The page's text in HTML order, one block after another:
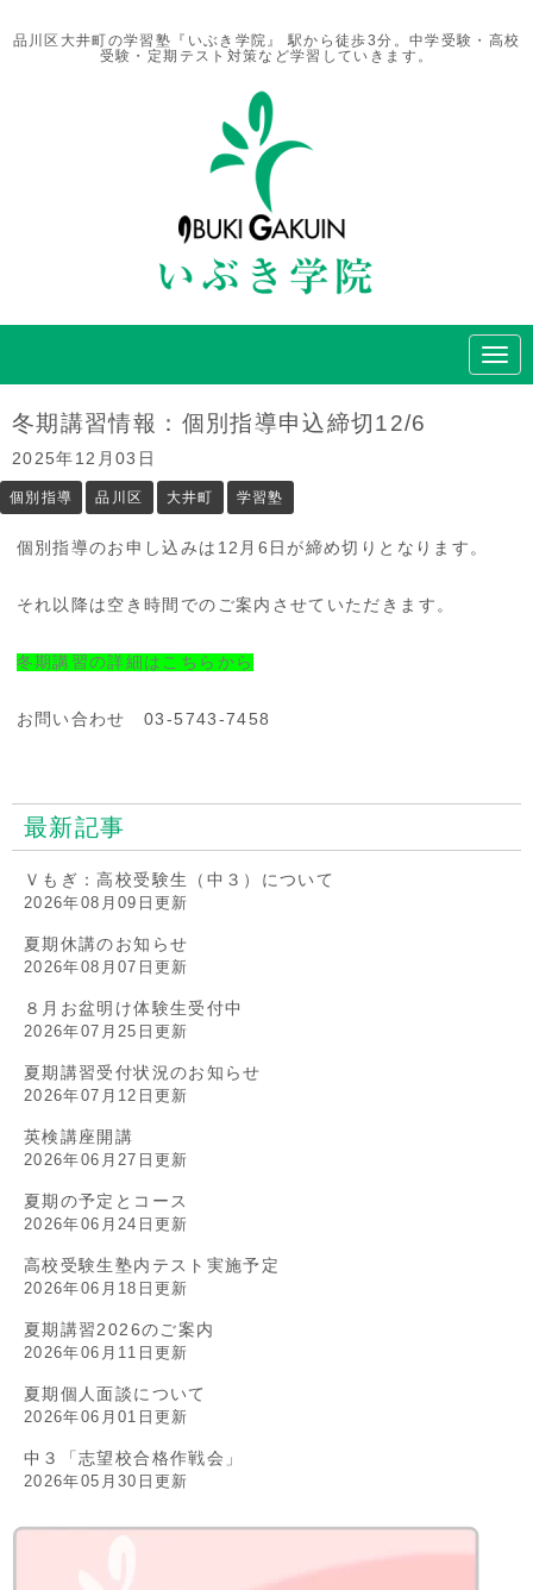
品川区大井町の学習塾『いぶき学院』 駅から徒歩3分。中学受験・高校
受験・定期テスト対策など学習していきます。
N
a
冬期講習情報：個別指導申込締切12/6
2025年12月03日
個別指導 品川区 大井町 学習塾
個別指導のお申し込みは12月6日が締め切りとなります。
それ以降は空き時間でのご案内させていただきます。
冬期講習の詳細はこちらから
お問い合わせ 03-5743-7458
最新記事
Ｖもぎ：高校受験生（中３）について
2026年08月09日更新
夏期休講のお知らせ
2026年08月07日更新
８月お盆明け体験生受付中
2026年07月25日更新
夏期講習受付状況のお知らせ
2026年07月12日更新
英検講座開講
2026年06月27日更新
夏期の予定とコース
2026年06月24日更新
高校受験生塾内テスト実施予定
2026年06月18日更新
夏期講習2026のご案内
2026年06月11日更新
夏期個人面談について
2026年06月01日更新
中３「志望校合格作戦会」
2026年05月30日更新